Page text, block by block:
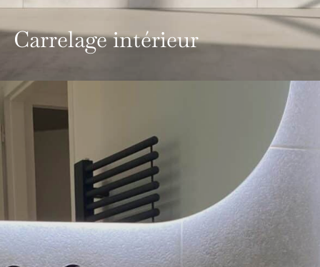
Carrelage intérieur